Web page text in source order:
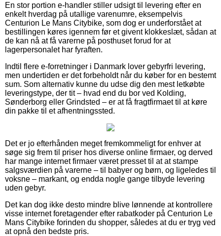
En stor portion e-handler stiller udsigt til levering efter en
enkelt hverdag på utallige varenumre, eksempelvis
Centurion Le Mans Citybike, som dog er underforstået at
bestillingen køres igennem før et givent klokkeslæt, sådan at
de kan nå at få varerne på posthuset forud for at
lagerpersonalet har fyraften.
Indtil flere e-forretninger i Danmark lover gebyrfri levering,
men undertiden er det forbeholdt når du køber for en bestemt
sum. Som alternativ kunne du udse dig den mest letkøbte
leveringstype, der tit – hvad end du bor ved Kolding,
Sønderborg eller Grindsted – er at få fragtfirmaet til at køre
din pakke til et afhentningssted.
Det er jo efterhånden meget fremkommeligt for enhver at
søge sig frem til priser hos diverse online firmaer, og derved
har mange internet firmaer været presset til at at stampe
salgsværdien på varerne – til babyer og børn, og ligeledes til
voksne – markant, og endda nogle gange tilbyde levering
uden gebyr.
Det kan dog ikke desto mindre blive lønnende at kontrollere
visse internet foretagender efter rabatkoder på Centurion Le
Mans Citybike forinden du shopper, således at du er tryg ved
at opnå den bedste pris.